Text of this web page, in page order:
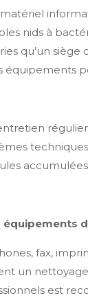
nids à
qu’un siège
équipements
équipements
fax,
un
est